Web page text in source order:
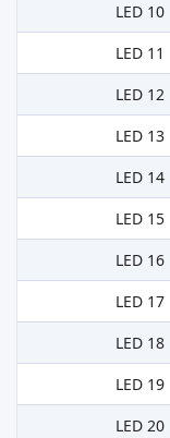
LED 10
LED 11
LED 12
LED 13
LED 14
LED 15
LED 16
LED 17
LED 18
LED 19
LED 20